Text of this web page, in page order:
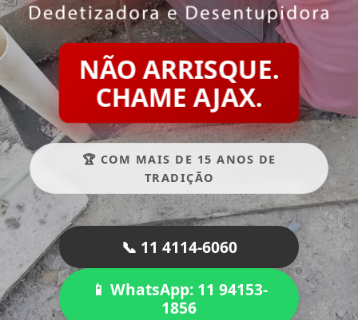
NÃO ARRISQUE.
CHAME AJAX.
🏆 COM MAIS DE 15 ANOS DE
TRADIÇÃO
📞 11 4114-6060
📱 WhatsApp: 11 94153-
1856